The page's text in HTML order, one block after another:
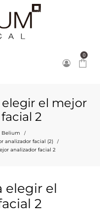
0
elegir el mejor
2
Belium /
analizador facial (2) /
analizador facial 2
elegir el
2